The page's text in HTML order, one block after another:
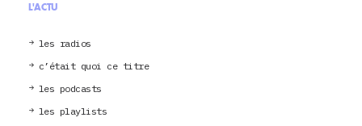
L'ACTU
les radios
c’était quoi ce titre
les podcasts
les playlists